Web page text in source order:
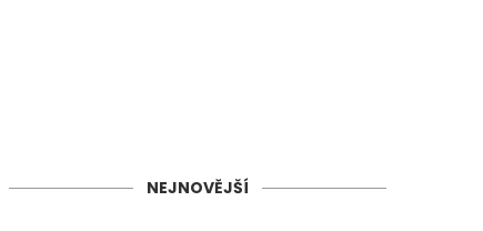
NEJNOVĚJŠÍ